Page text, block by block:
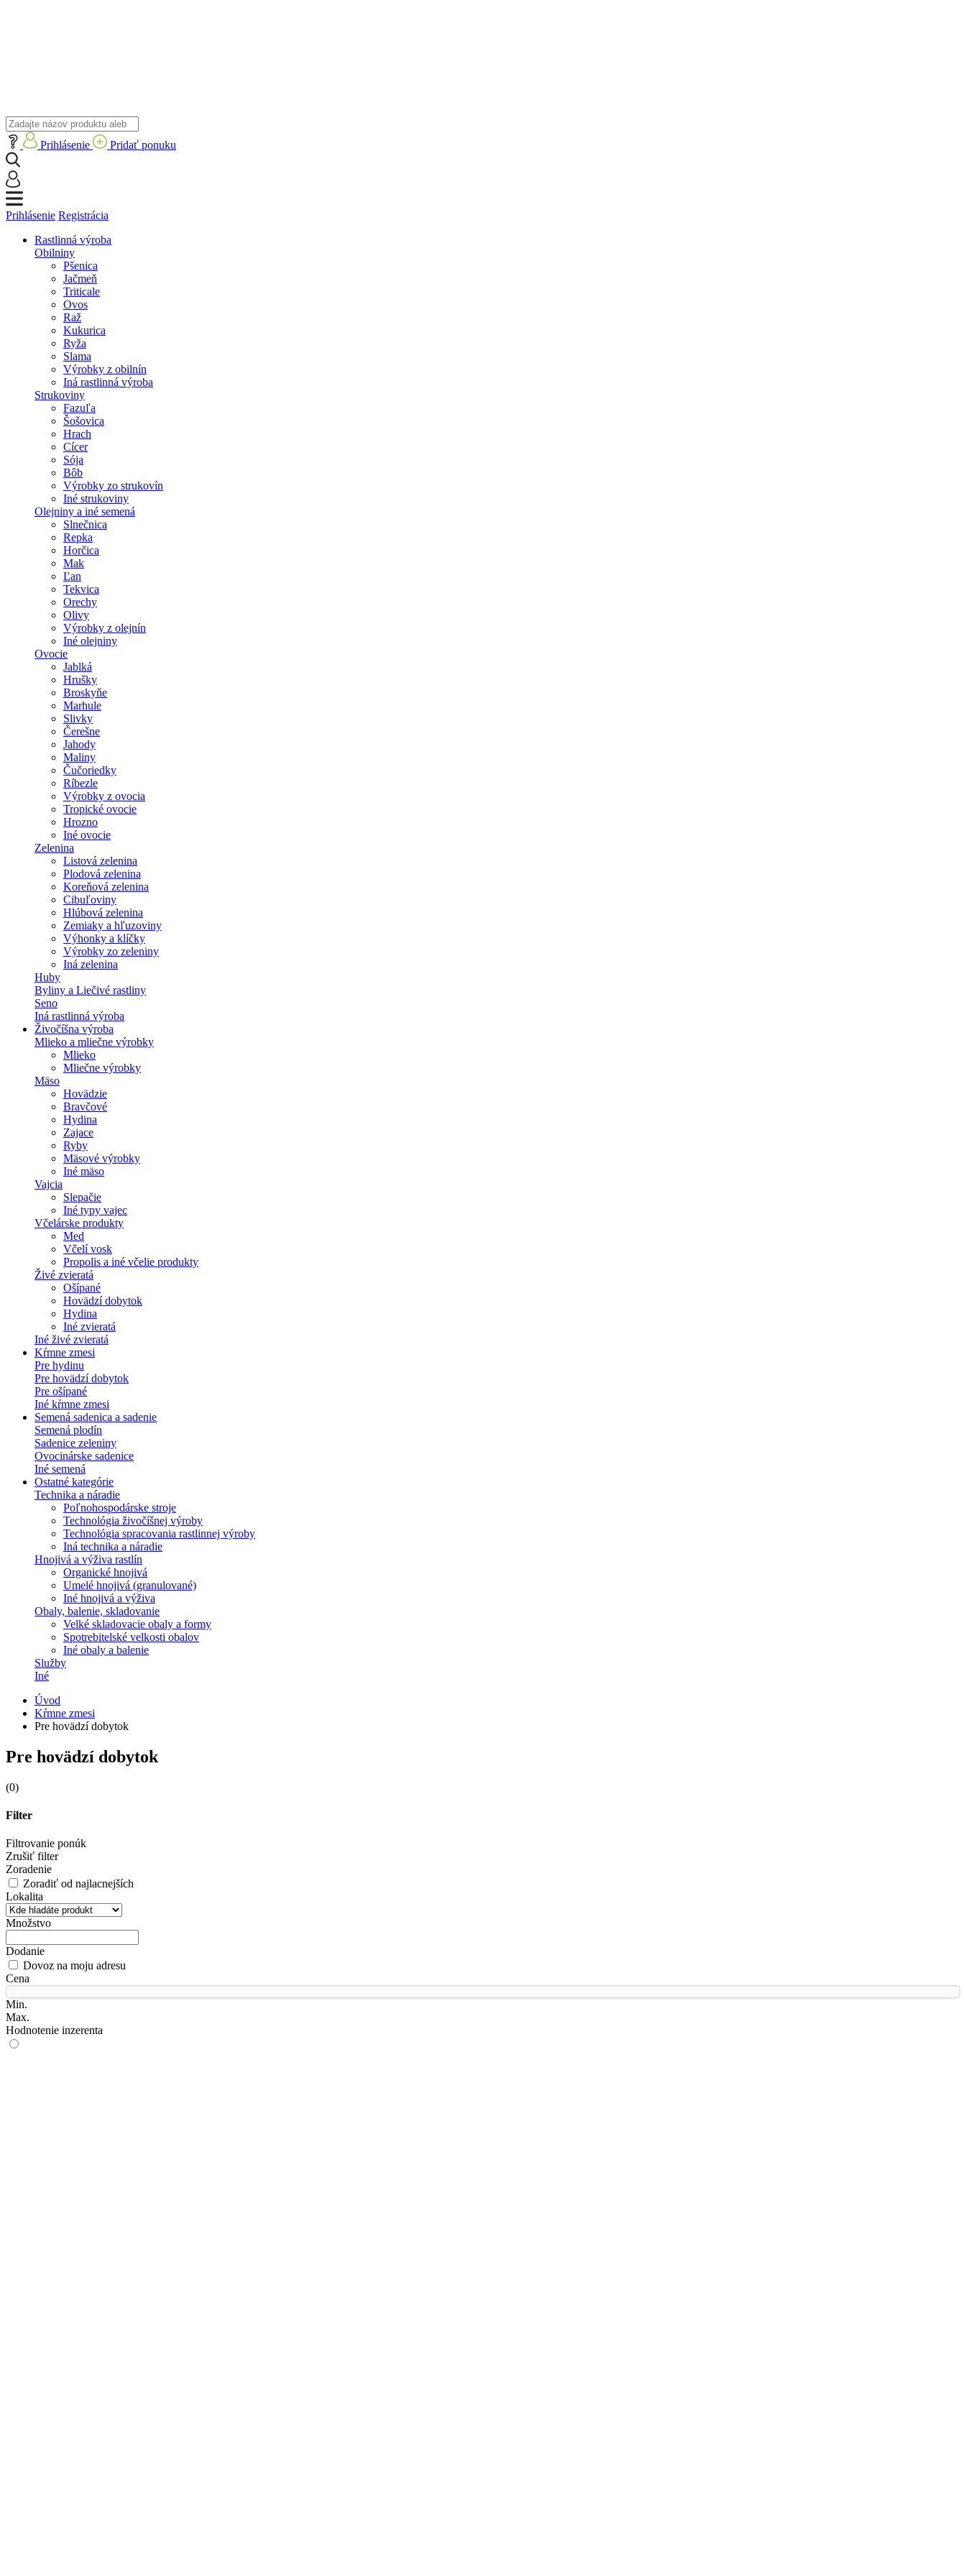
Prihlásenie Pridať ponuku
Prihlásenie Registrácia
Rastlinná výroba
Obilniny
Pšenica
Jačmeň
Triticale
Ovos
Raž
Kukurica
Ryža
Slama
Výrobky z obilnín
Iná rastlinná výroba
Strukoviny
Fazuľa
Šošovica
Hrach
Cícer
Sója
Bôb
Výrobky zo strukovín
Iné strukoviny
Olejniny a iné semená
Slnečnica
Repka
Horčica
Mak
Ľan
Tekvica
Orechy
Olivy
Výrobky z olejnín
Iné olejniny
Ovocie
Jablká
Hrušky
Broskyňe
Marhule
Slivky
Čerešne
Jahody
Maliny
Čučoriedky
Ríbezle
Výrobky z ovocia
Tropické ovocie
Hrozno
Iné ovocie
Zelenina
Listová zelenina
Plodová zelenina
Koreňová zelenina
Cibuľoviny
Hlúbová zelenina
Zemiaky a hľuzoviny
Výhonky a klíčky
Výrobky zo zeleniny
Iná zelenina
Huby
Byliny a Liečivé rastliny
Seno
Iná rastlinná výroba
Živočíšna výroba
Mlieko a mliečne výrobky
Mlieko
Mliečne výrobky
Mäso
Hovädzie
Bravčové
Hydina
Zajace
Ryby
Mäsové výrobky
Iné mäso
Vajcia
Slepačie
Iné typy vajec
Včelárske produkty
Med
Včelí vosk
Propolis a iné včelie produkty
Živé zvieratá
Ošípané
Hovädzí dobytok
Hydina
Iné zvieratá
Iné živé zvieratá
Kŕmne zmesi
Pre hydinu
Pre hovädzí dobytok
Pre ošípané
Iné kŕmne zmesi
Semená sadenica a sadenie
Semená plodín
Sadenice zeleniny
Ovocinárske sadenice
Iné semená
Ostatné kategórie
Technika a náradie
Poľnohospodárske stroje
Technológia živočíšnej výroby
Technológia spracovania rastlinnej výroby
Iná technika a náradie
Hnojivá a výživa rastlín
Organické hnojivá
Umelé hnojivá (granulované)
Iné hnojivá a výživa
Obaly, balenie, skladovanie
Velké skladovacie obaly a formy
Spotrebitelské velkosti obalov
Iné obaly a balenie
Služby
Iné
Úvod
Kŕmne zmesi
Pre hovädzí dobytok
Pre hovädzí dobytok
(0)
Filter
Filtrovanie ponúk
Zrušiť filter
Zoradenie
Zoradiť od najlacnejších
Lokalita
Množstvo
Dodanie
Dovoz na moju adresu
Cena
Min.
Max.
Hodnotenie inzerenta